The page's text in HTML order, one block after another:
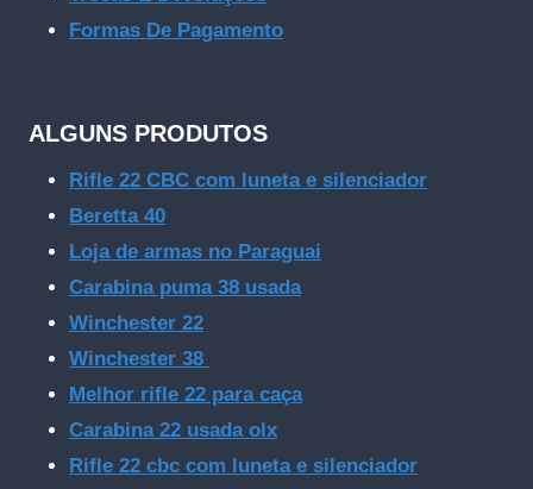
Formas De Pagamento
ALGUNS PRODUTOS
Rifle 22 CBC com luneta e silenciador
Beretta 40
Loja de armas no Paraguai
Carabina puma 38 usada
Winchester 22
Winchester 38
Melhor rifle 22 para caça
Carabina 22 usada olx
Rifle 22 cbc com luneta e silenciador